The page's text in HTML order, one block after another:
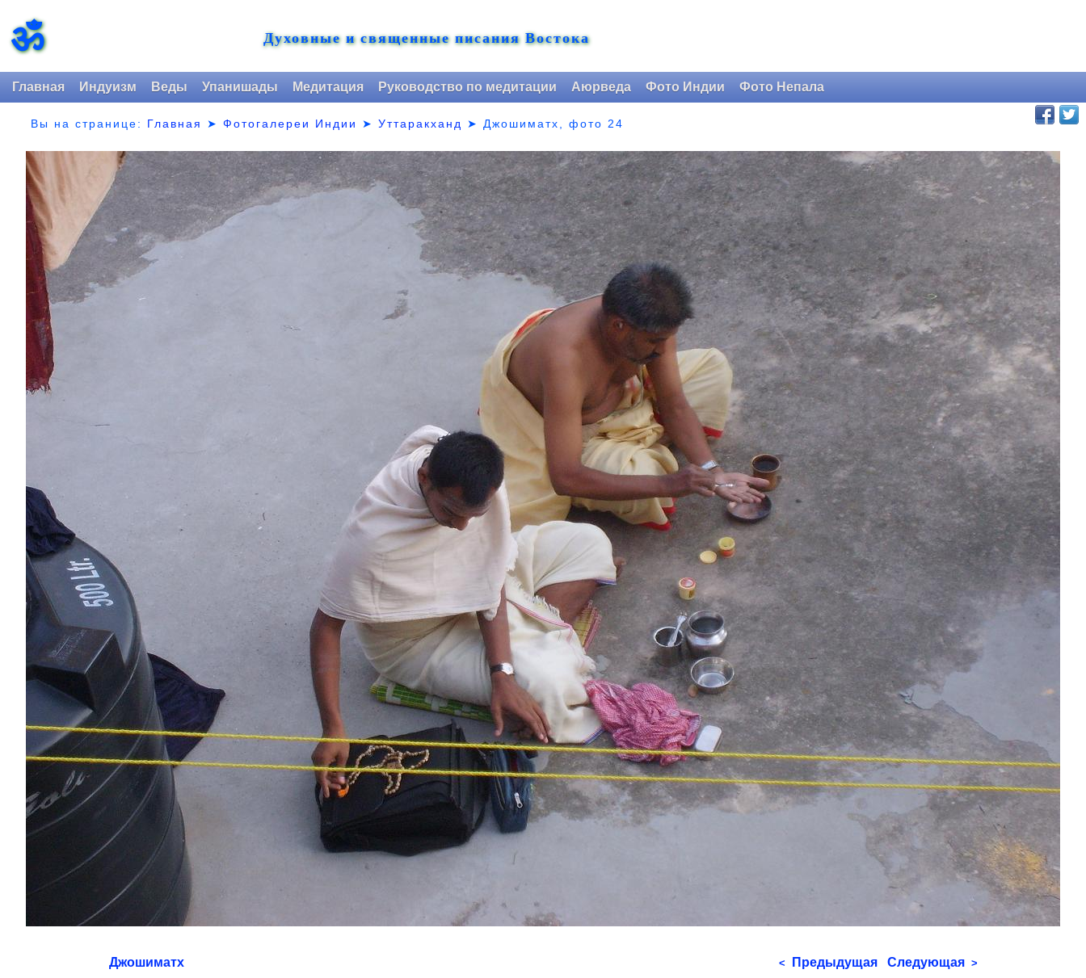
ॐ Духовные и священные писания Востока
Главная Индуизм Веды Упанишады Медитация Руководство по медитации Аюрведа Фото Индии Фото Непала
Вы на странице: Главная ➤Фотогалереи Индии ➤Уттаракханд ➤ Джошиматх, фото 24
Джошиматх < Предыдущая Следующая >